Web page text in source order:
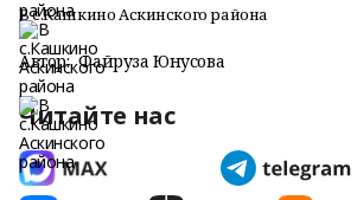
В с.Кашкино Аскинского района
Автор: Файруза Юнусова
Читайте нас